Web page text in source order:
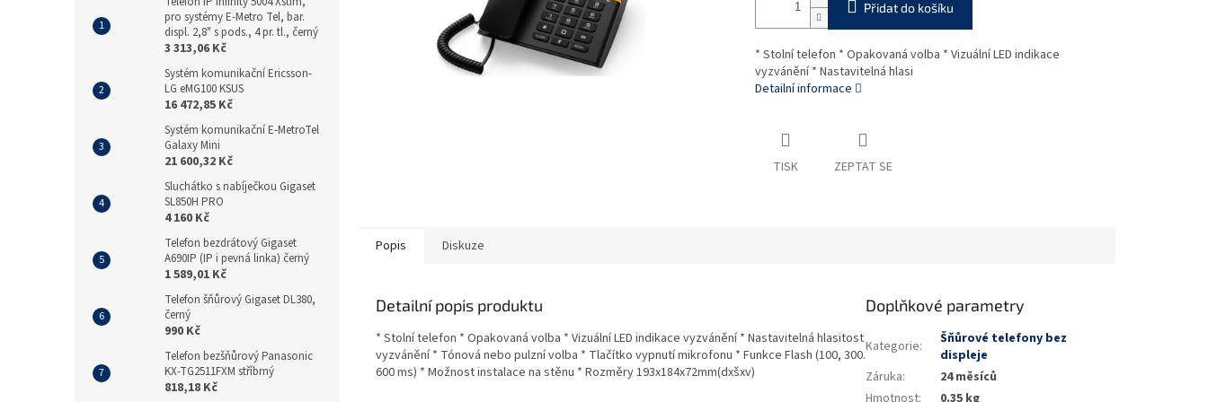
pro systémy E-Metro Tel, bar.
displ. 2,8" s pods., 4 pr. tl., černý
3 313,06 Kč
Systém komunikační Ericsson-
LG eMG100 KSUS
16 472,85 Kč
Systém komunikační E-MetroTel
Galaxy Mini
21 600,32 Kč
Sluchátko s nabíječkou Gigaset
SL850H PRO
4 160 Kč
Telefon bezdrátový Gigaset
A690IP (IP i pevná linka) černý
1 589,01 Kč
Telefon šňůrový Gigaset DL380,
černý
990 Kč
Telefon bezšňůrový Panasonic
KX-TG2511FXM stříbrný
818,18 Kč
Přidat do košíku
* Stolní telefon * Opakovaná volba * Vizuální LED indikace
vyzvánění * Nastavitelná hlasi
Detailní informace
TISK ZEPTAT SE
Popis Diskuze
Detailní popis produktu
* Stolní telefon * Opakovaná volba * Vizuální LED indikace vyzvánění * Nastavitelná hlasitost
vyzvánění * Tónová nebo pulzní volba * Tlačítko vypnutí mikrofonu * Funkce Flash (100, 300.
600 ms) * Možnost instalace na stěnu * Rozměry 193x184x72mm(dxšxv)
Doplňkové parametry
Kategorie:
Šňůrové telefony bez
displeje
Záruka:
24 měsíců